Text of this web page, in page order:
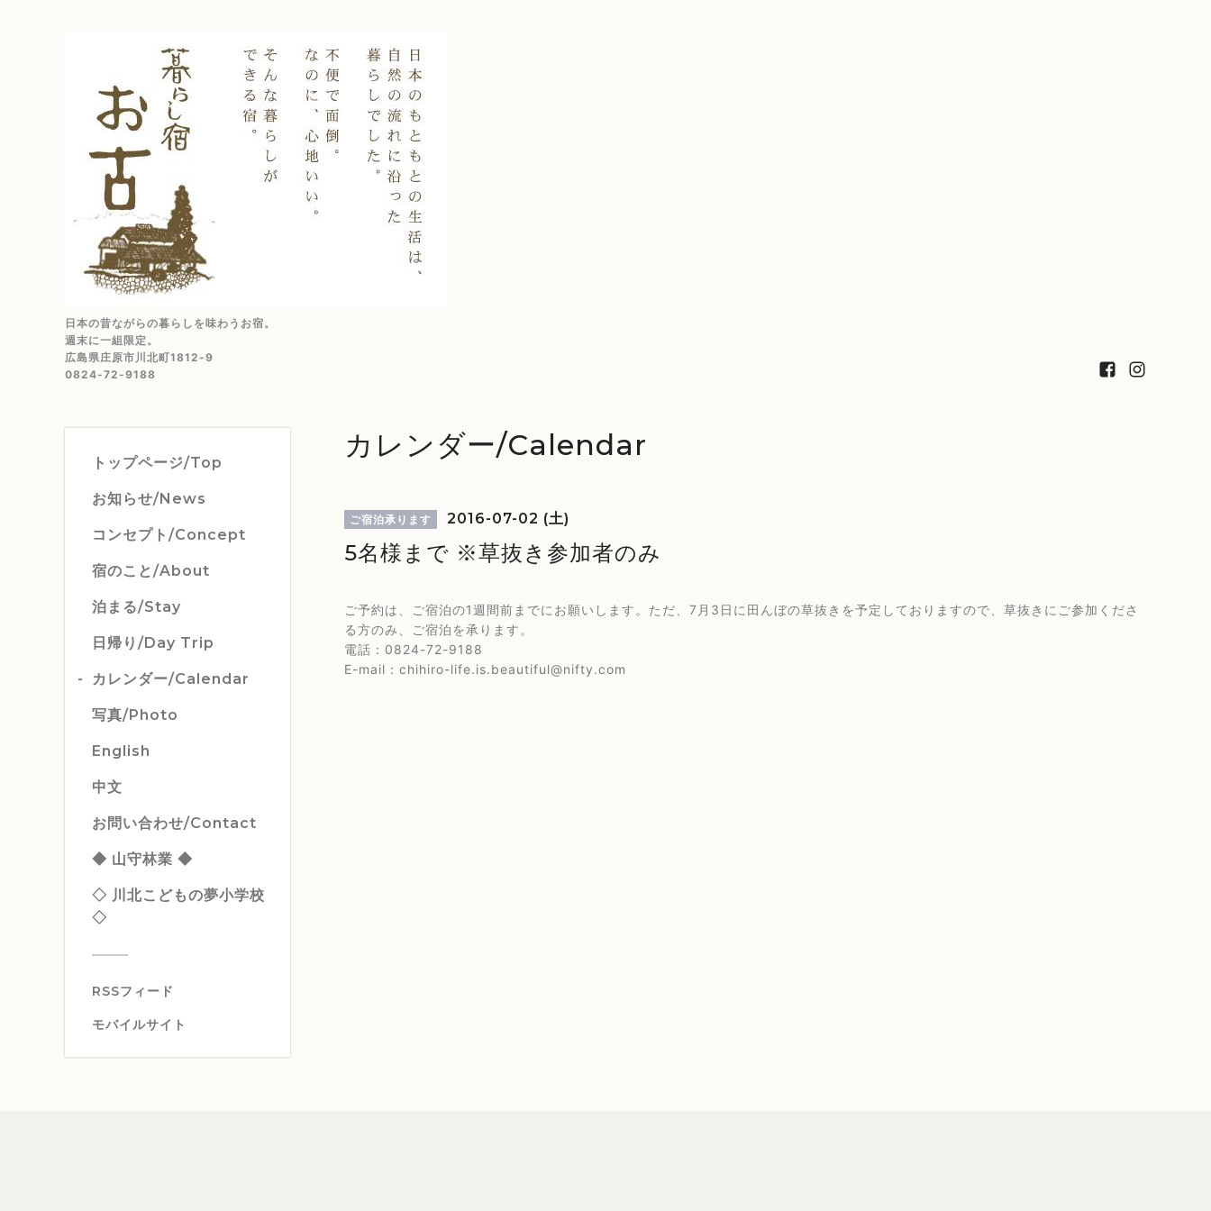
日本の昔ながらの暮らしを味わうお宿。
週末に一組限定。
広島県庄原市川北町1812-9
0824-72-9188
トップページ/Top
お知らせ/News
コンセプト/Concept
宿のこと/About
泊まる/Stay
日帰り/Day Trip
カレンダー/Calendar
写真/Photo
English
中文
お問い合わせ/Contact
◆ 山守林業 ◆
◇ 川北こどもの夢小学校
◇
RSSフィード
モバイルサイト
カレンダー/Calendar
ご宿泊承ります 2016-07-02 (土)
5名様まで ※草抜き参加者のみ
ご予約は、ご宿泊の1週間前までにお願いします。ただ、7月3日に田んぼの草抜きを予定しておりますので、草抜きにご参加くださ
る方のみ、ご宿泊を承ります。
電話：0824-72-9188
E-mail：chihiro-life.is.beautiful@nifty.com